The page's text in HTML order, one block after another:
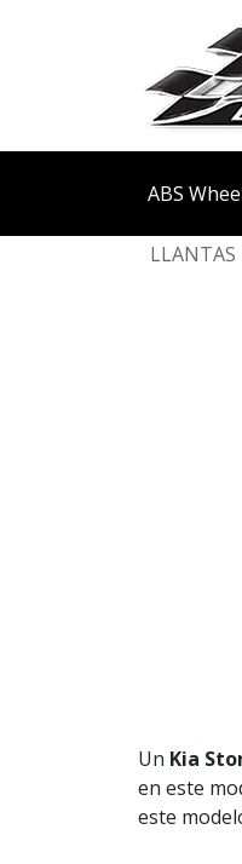
ABS
LLANTAS
Un Kia
en este
este